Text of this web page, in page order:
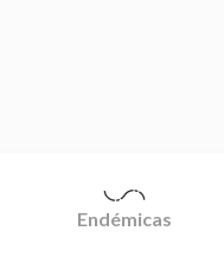
Endémicas